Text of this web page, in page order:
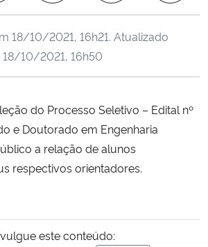
Regional
18/10/2021, 16h21. Atualizado
18/10/2021, 16h50
do Processo Seletivo – Edital nº
e Doutorado em Engenharia
a relação de alunos
respectivos orientadores.
este conteúdo: